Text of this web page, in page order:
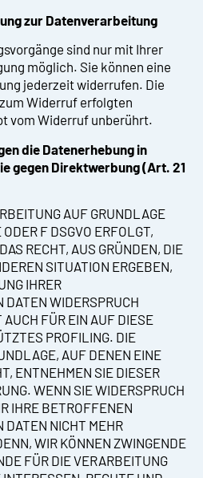
zur Datenverarbeitung
sind nur mit Ihrer
möglich. Sie können eine
jederzeit widerrufen. Die
Widerruf erfolgten
vom Widerruf unberührt.
die Datenerhebung in
gegen Direktwerbung (Art. 21
AUF GRUNDLAGE
F DSGVO ERFOLGT,
RECHT, AUS GRÜNDEN, DIE
SITUATION ERGEBEN,
IHRER
DATEN WIDERSPRUCH
FÜR EIN AUF DIESE
PROFILING. DIE
AUF DENEN EINE
ENTNEHMEN SIE DIESER
WENN SIE WIDERSPRUCH
IHRE BETROFFENEN
DATEN NICHT MEHR
WIR KÖNNEN ZWINGENDE
FÜR DIE VERARBEITUNG